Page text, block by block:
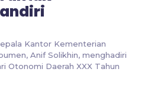
Kantor Kementerian
Anif Solikhin, menghadiri
Otonomi Daerah XXX Tahun